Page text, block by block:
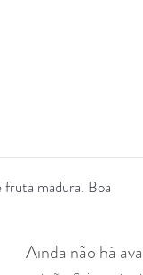
fruta madura. Boa
Ainda não há